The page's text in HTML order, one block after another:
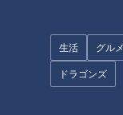
生活 グルメ
ドラゴンズ